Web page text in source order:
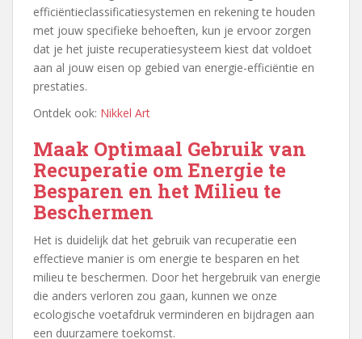
efficiëntieclassificatiesystemen en rekening te houden
met jouw specifieke behoeften, kun je ervoor zorgen
dat je het juiste recuperatiesysteem kiest dat voldoet
aan al jouw eisen op gebied van energie-efficiëntie en
prestaties.
Ontdek ook: Nikkel Art
Maak Optimaal Gebruik van
Recuperatie om Energie te
Besparen en het Milieu te
Beschermen
Het is duidelijk dat het gebruik van recuperatie een
effectieve manier is om energie te besparen en het
milieu te beschermen. Door het hergebruik van energie
die anders verloren zou gaan, kunnen we onze
ecologische voetafdruk verminderen en bijdragen aan
een duurzamere toekomst.